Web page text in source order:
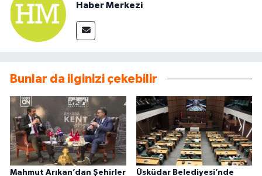
Haber Merkezi
Bunlar da ilginizi çekebilir
Mahmut Arıkan’dan Şehirler
Üsküdar Belediyesi’nde